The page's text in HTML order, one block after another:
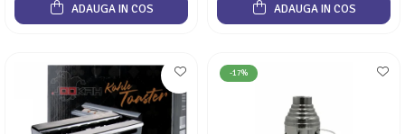
ADAUGA IN COS ADAUGA IN COS
-17%